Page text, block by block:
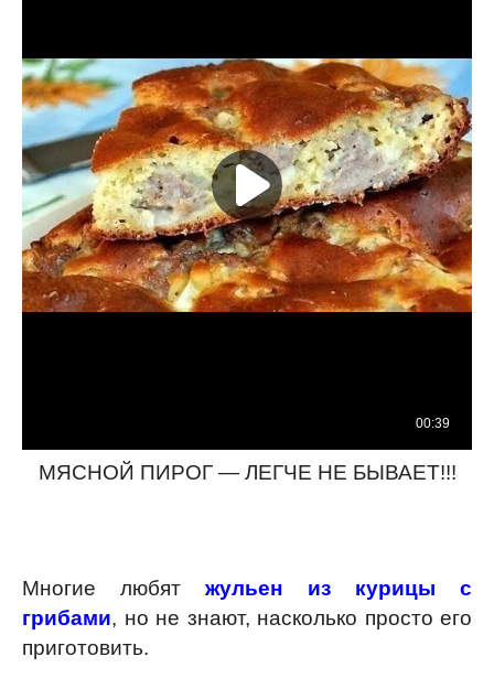
МЯСНОЙ ПИРОГ — ЛЕГЧЕ НЕ БЫВАЕТ!!!
Многие любятжульен из курицы с
грибами, но не знают, насколько просто его
приготовить.